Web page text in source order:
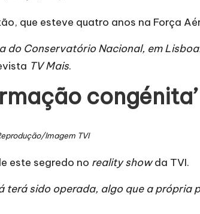
que esteve quatro anos na Força
do Conservatório Nacional, em
TV Mais.
congénita’
Imagem TVI
este segredo no reality showda TVI.
terá sido operada, algo que a